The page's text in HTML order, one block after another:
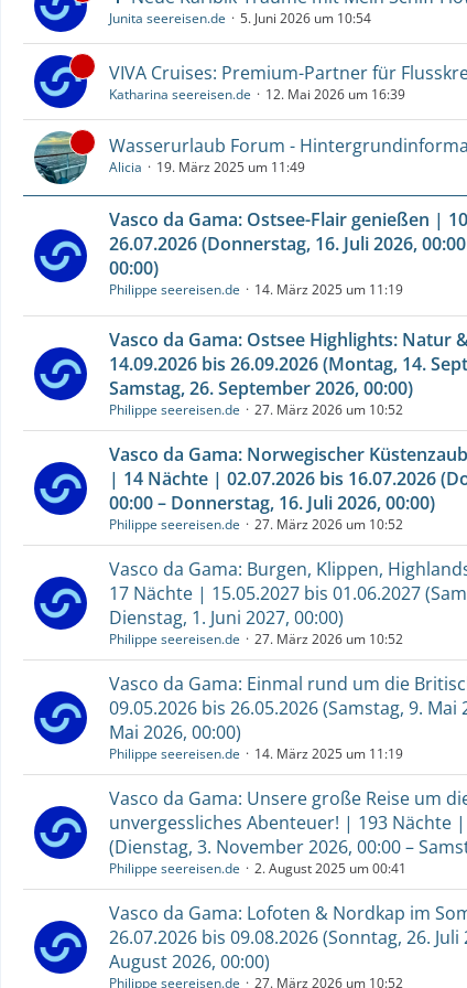
Junita seereisen.de 5. Juni 2026 um 10:54
VIVA Cruises: Premium-Partner für
Katharina seereisen.de 12. Mai 2026 um 16:39
Wasserurlaub Forum -
Alicia 19. März 2025 um 11:49
Vasco da Gama: Ostsee-Flair genießen |
26.07.2026 (Donnerstag, 16. Juli 2026,
00:00)
Philippe seereisen.de 14. März 2025 um 11:19
Vasco da Gama: Ostsee Highlights: Natur
14.09.2026 bis 26.09.2026 (Montag, 14.
Samstag, 26. September 2026, 00:00)
Philippe seereisen.de 27. März 2026 um 10:52
Vasco da Gama: Norwegischer
| 14 Nächte | 02.07.2026 bis 16.07.2026
00:00 – Donnerstag, 16. Juli 2026, 00:00)
Philippe seereisen.de 27. März 2026 um 10:52
Vasco da Gama: Burgen, Klippen,
17 Nächte | 15.05.2027 bis 01.06.2027
Dienstag, 1. Juni 2027, 00:00)
Philippe seereisen.de 27. März 2026 um 10:52
Vasco da Gama: Einmal rund um die
09.05.2026 bis 26.05.2026 (Samstag, 9. Mai
Mai 2026, 00:00)
Philippe seereisen.de 14. März 2025 um 11:19
Vasco da Gama: Unsere große Reise um
unvergessliches Abenteuer! | 193 Nächte |
(Dienstag, 3. November 2026, 00:00 –
Philippe seereisen.de 2. August 2025 um 00:41
Vasco da Gama: Lofoten & Nordkap im
26.07.2026 bis 09.08.2026 (Sonntag, 26.
August 2026, 00:00)
Philippe seereisen.de 27. März 2026 um 10:52